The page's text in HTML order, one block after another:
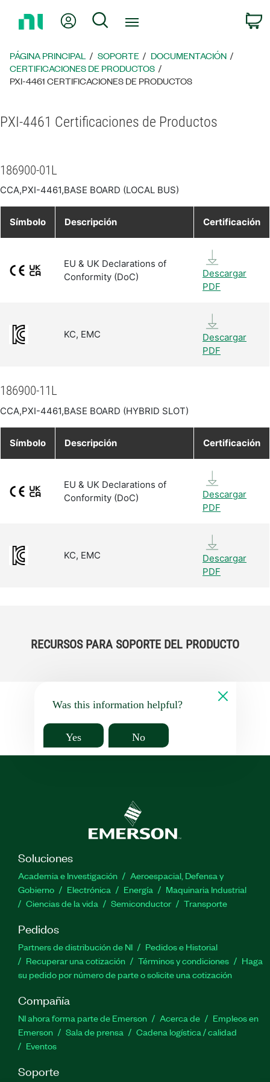
página
principal
Mi cuentaBúsqueda
PÁGINA PRINCIPAL SOPORTE
DOCUMENTACIÓN
CERTIFICACIONES DE PRODUCTOS
PXI-4461 CERTIFICACIONES DE PRODUCTOS
PXI-4461 Certificaciones de Productos
186900-01L
CCA,PXI-4461,BASE BOARD (LOCAL BUS)
Símbolo Descripción Certificación
EU & UK Declarations of
Conformity (DoC)
Descargar
PDF
KC, EMC
Descargar
PDF
186900-11L
CCA,PXI-4461,BASE BOARD (HYBRID SLOT)
Símbolo Descripción Certificación
EU & UK Declarations of
Conformity (DoC)
Descargar
PDF
KC, EMC
Descargar
PDF
RECURSOS PARA SOPORTE DEL PRODUCTO
Was this information helpful?
Yes No
Soluciones
Academia e Investigación
Aeroespacial, Defensa y
Gobierno
Electrónica Energía
Maquinaria Industrial
Ciencias de la vida
Semiconductor Transporte
Pedidos
Partners de distribución de NI
Pedidos e Historial
Recuperar una cotización
Términos y condiciones
Haga
su pedido por número de parte o solicite una cotización
Compañía
NI ahora forma parte de Emerson Acerca de
Empleos en
Emerson
Sala de prensa
Cadena logística / calidad
Eventos
Soporte